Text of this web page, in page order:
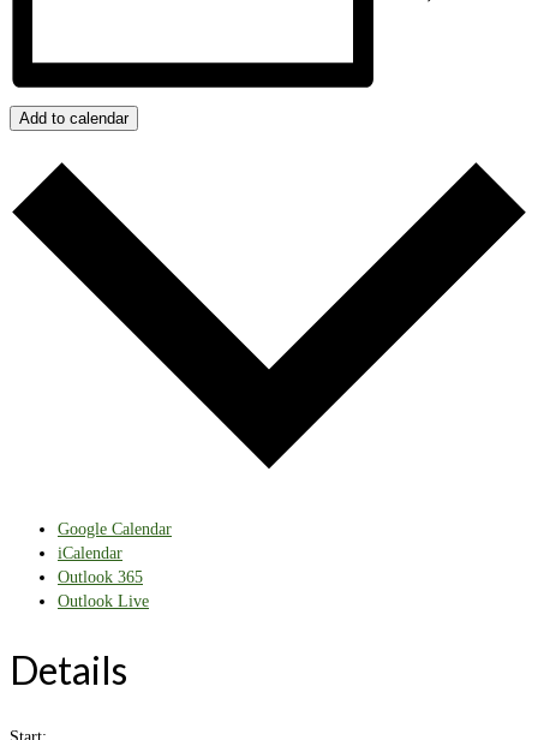
Add to calendar
Google Calendar
iCalendar
Outlook 365
Outlook Live
Details